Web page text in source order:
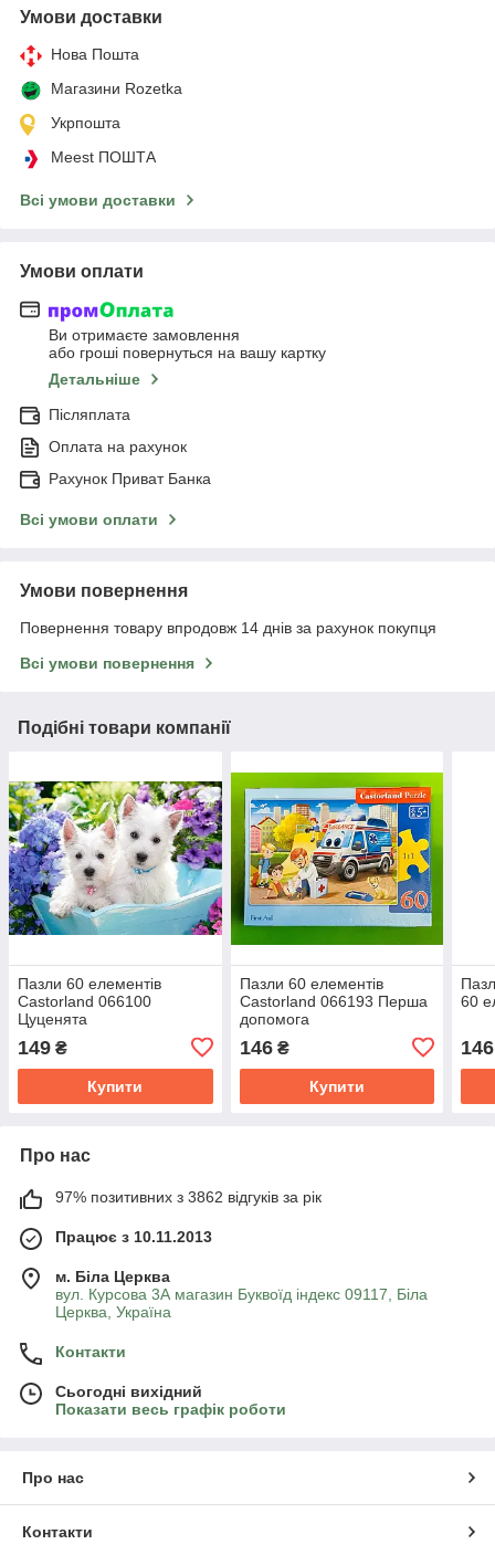
Умови доставки
Нова Пошта
Магазини Rozetka
Укрпошта
Meest ПОШТА
Всі умови доставки
Умови оплати
Ви отримаєте замовлення
або гроші повернуться на вашу картку
Детальніше
Післяплата
Оплата на рахунок
Рахунок Приват Банка
Всі умови оплати
Умови повернення
Повернення товару впродовж 14 днів за рахунок покупця
Всі умови повернення
Подібні товари компанії
Пазли 60 елементів
Castorland 066100
Цуценята
149 ₴
Купити
Пазли 60 елементів
Castorland 066193 Перша
допомога
146₴
Купити
60
146
Про нас
97% позитивних з 3862 відгуків за рік
Працює з 10.11.2013
м. Біла Церква
вул. Курсова 3А магазин Буквоїд індекс 09117, Біла
Церква, Україна
Контакти
Сьогодні вихідний
Показати весь графік роботи
Про нас
Контакти